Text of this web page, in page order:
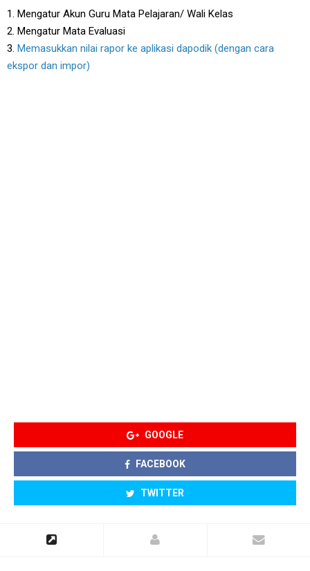
1. Mengatur Akun Guru Mata Pelajaran/ Wali Kelas
2. Mengatur Mata Evaluasi
3. Memasukkan nilai rapor ke aplikasi dapodik (dengan cara
ekspor dan impor)
GOOGLE
FACEBOOK
TWITTER